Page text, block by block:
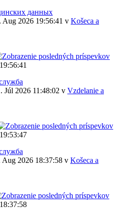
данных
Aug 2026 19:56:41 v Košeca a
Júl 2026 11:48:02 v Vzdelanie a
Aug 2026 18:37:58 v Košeca a